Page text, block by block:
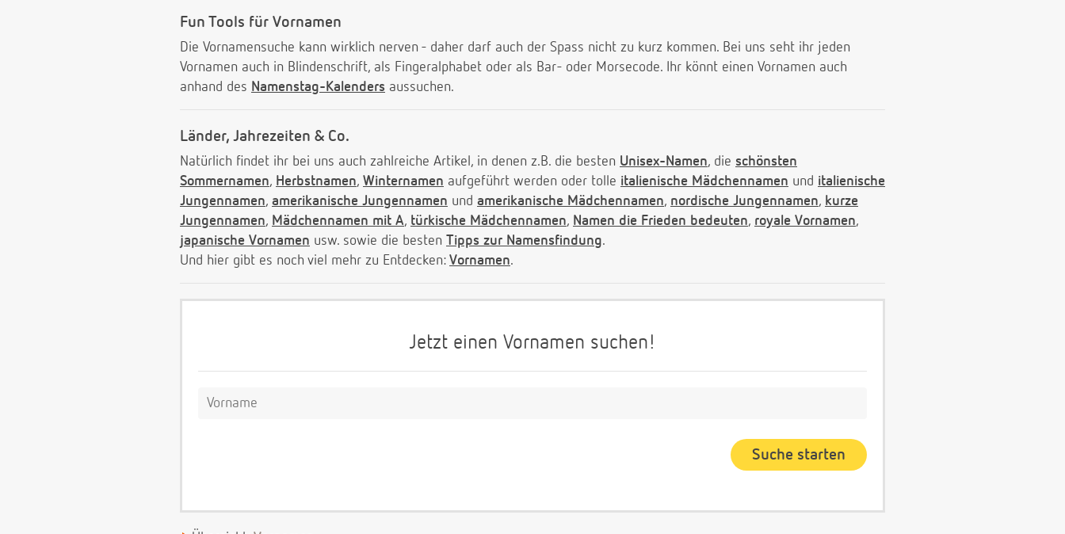
Fun Tools für Vornamen
Die Vornamensuche kann wirklich nerven - daher darf auch der Spass nicht zu kurz kommen. Bei uns seht ihr jeden
Vornamen auch in Blindenschrift, als Fingeralphabet oder als Bar- oder Morsecode. Ihr könnt einen Vornamen auch
anhand des Namenstag-Kalenders aussuchen.
Länder, Jahrezeiten & Co.
Natürlich findet ihr bei uns auch zahlreiche Artikel, in denen z.B. die besten Unisex-Namen, die schönsten
Sommernamen, Herbstnamen, Winternamen aufgeführt werden oder tolle italienische Mädchennamen und italienische
Jungennamen, amerikanische Jungennamen und amerikanische Mädchennamen, nordische Jungennamen, kurze
Jungennamen, Mädchennamen mit A, türkische Mädchennamen, Namen die Frieden bedeuten, royale Vornamen,
japanische Vornamen usw. sowie die besten Tipps zur Namensfindung.
Und hier gibt es noch viel mehr zu Entdecken: Vornamen.
Jetzt einen Vornamen suchen!